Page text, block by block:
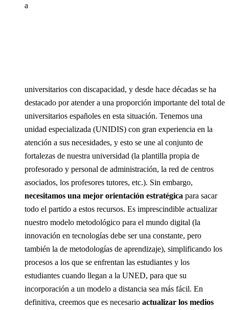
a
universitarios con discapacidad, y desde hace décadas se ha
destacado por atender a una proporción importante del total de
universitarios españoles en esta situación. Tenemos una
unidad especializada (UNIDIS) con gran experiencia en la
atención a sus necesidades, y esto se une al conjunto de
fortalezas de nuestra universidad (la plantilla propia de
profesorado y personal de administración, la red de centros
asociados, los profesores tutores, etc.). Sin embargo,
necesitamos una mejor orientación estratégica para sacar
todo el partido a estos recursos. Es imprescindible actualizar
nuestro modelo metodológico para el mundo digital (la
innovación en tecnologías debe ser una constante, pero
también la de metodologías de aprendizaje), simplificando los
procesos a los que se enfrentan las estudiantes y los
estudiantes cuando llegan a la UNED, para que su
incorporación a un modelo a distancia sea más fácil. En
definitiva, creemos que es necesario actualizar los medios